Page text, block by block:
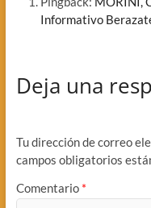
Informativo
Deja una
Tu dirección de correo
campos obligatorios
Comentario *